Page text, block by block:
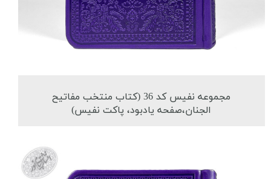
مجموعه نفیس کد 36 (کتاب منتخب مفاتیح
الجنان،صفحه یادبود، پاکت نفیس)